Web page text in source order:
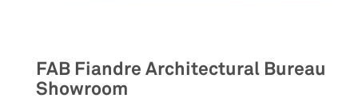
FAB Fiandre Architectural Bureau
Showroom